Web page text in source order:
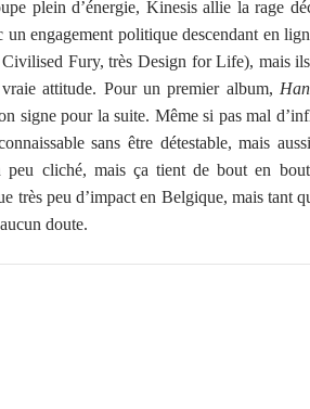
plein d’énergie, Kinesis allie la rage
engagement politique descendant en
Civilised Fury, très Design for Life), mais
attitude. Pour un premier album,
signe pour la suite. Même si pas mal
sans être détestable, mais
peu cliché, mais ça tient de bout en
très peu d’impact en Belgique, mais tant
doute.